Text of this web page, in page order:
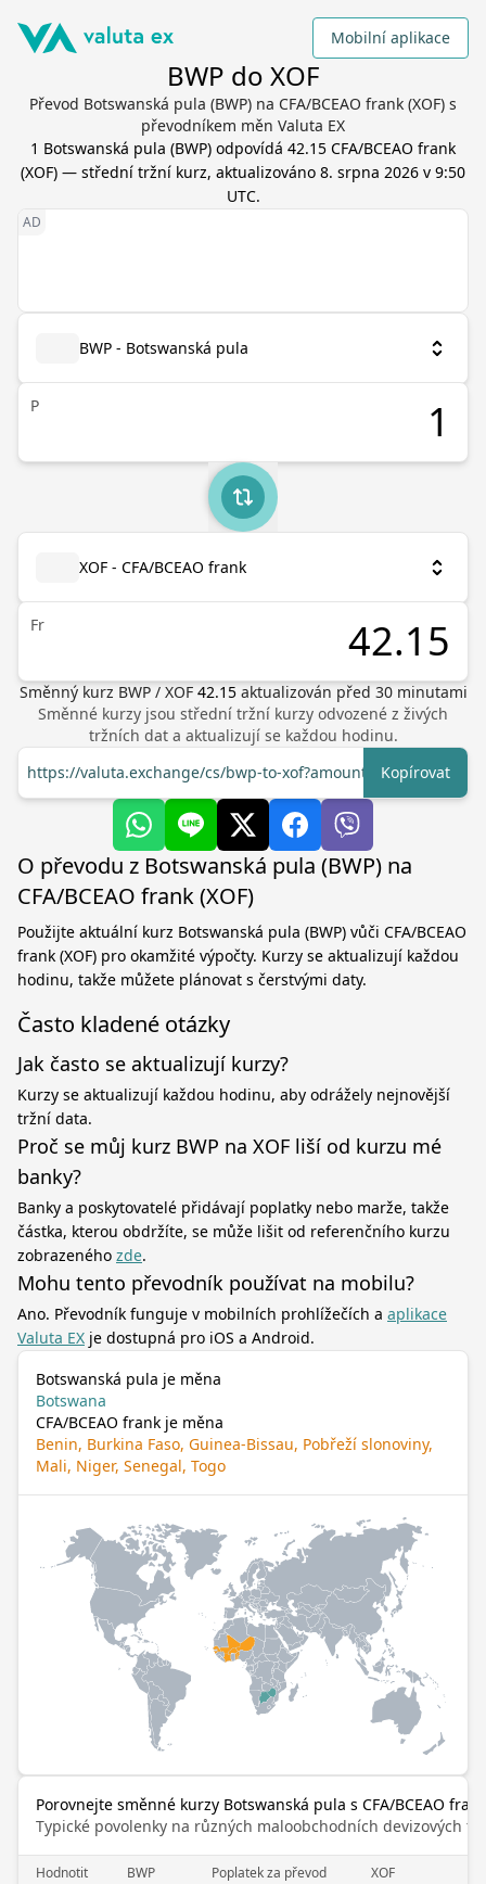
Mobilní aplikace
BWP do XOF
Převod Botswanská pula (BWP) na CFA/BCEAO frank (XOF) s
převodníkem měn Valuta EX
1 Botswanská pula (BWP) odpovídá 42.15 CFA/BCEAO frank
(XOF) — střední tržní kurz, aktualizováno 8. srpna 2026 v 9:50
UTC.
BWP - Botswanská pula
P
XOF - CFA/BCEAO frank
Fr
Směnný kurz BWP/ XOF 42.15 aktualizován před 30minutami
Směnné kurzy jsou střední tržní kurzy odvozené z živých
tržních dat a aktualizují se každou hodinu.
https://valuta.exchange/cs/bwp-to-xof?amount=1Kopírovat
O převodu z Botswanská pula (BWP) na
CFA/BCEAO frank (XOF)
Použijte aktuální kurz Botswanská pula (BWP) vůči CFA/BCEAO
frank (XOF) pro okamžité výpočty. Kurzy se aktualizují každou
hodinu, takže můžete plánovat s čerstvými daty.
Často kladené otázky
Jak často se aktualizují kurzy?
Kurzy se aktualizují každou hodinu, aby odrážely nejnovější
tržní data.
Proč se můj kurz BWP na XOF liší od kurzu mé
banky?
Banky a poskytovatelé přidávají poplatky nebo marže, takže
částka, kterou obdržíte, se může lišit od referenčního kurzu
zobrazeného zde.
Mohu tento převodník používat na mobilu?
Ano. Převodník funguje v mobilních prohlížečích a aplikace
Valuta EX je dostupná pro iOS a Android.
Botswanská pula je měna
Botswana
CFA/BCEAO frank je měna
Benin, Burkina Faso, Guinea-Bissau, Pobřeží slonoviny,
Mali, Niger, Senegal, Togo
Porovnejte směnné kurzy Botswanská pula s CFA/BCEAO frank
Typické povolenky na různých maloobchodních devizových
Hodnotit BWP Poplatek za převod XOF